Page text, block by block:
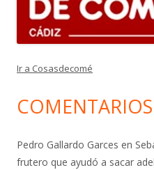
Ir a Cosasdecomé
Pedro Gallardo Garces en
frutero que ayudó a sacar